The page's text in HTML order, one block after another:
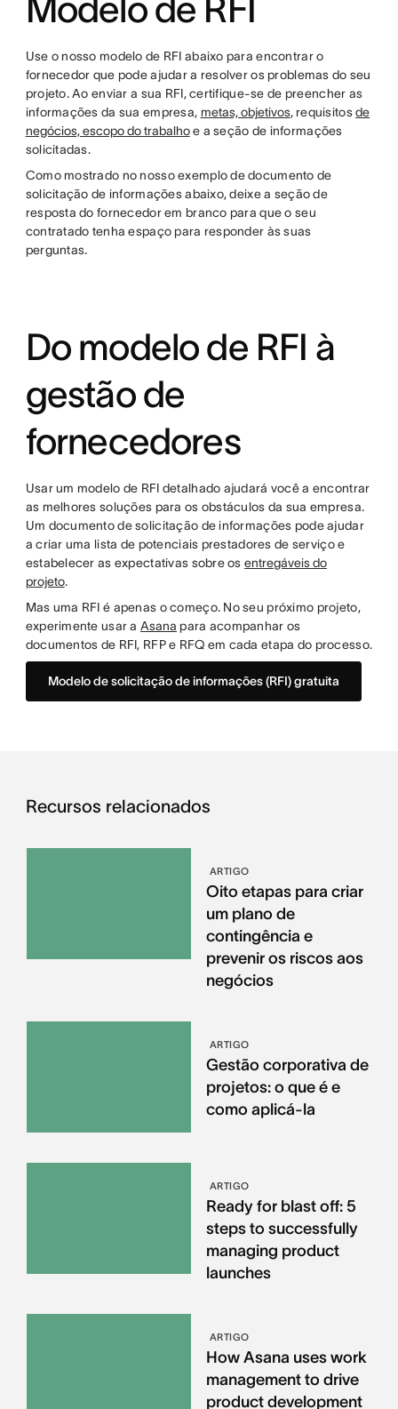
Modelo de RFI
Use o nosso modelo de RFI abaixo para encontrar o
fornecedor que pode ajudar a resolver os problemas do seu
projeto. Ao enviar a sua RFI, certifique-se de preencher as
informações da sua empresa, metas, objetivos, requisitosde
negócios, escopo do trabalhoe a seção de informações
solicitadas.
Como mostrado no nosso exemplo de documento de
solicitação de informações abaixo, deixe a seção de
resposta do fornecedor em branco para que o seu
contratado tenha espaço para responder às suas
perguntas.
Do modelo de RFI à
gestão de
fornecedores
Usar um modelo de RFI detalhado ajudará você a encontrar
as melhores soluções para os obstáculos da sua empresa.
Um documento de solicitação de informações pode ajudar
a criar uma lista de potenciais prestadores de serviço e
estabelecer as expectativas sobre osentregáveis do
projeto.
Mas uma RFI é apenas o começo. No seu próximo projeto,
experimente usar a Asana para acompanhar os
documentos de RFI, RFP e RFQ em cada etapa do processo.
Modelo de solicitação de informações (RFI) gratuita
Recursos relacionados
ARTIGO
Oito etapas para criar
um plano de
contingência e
prevenir os riscos aos
negócios
ARTIGO
Gestão corporativa de
projetos: o que é e
como aplicá-la
ARTIGO
Ready for blast off: 5
steps to successfully
managing product
launches
ARTIGO
How Asana uses work
management to drive
product development